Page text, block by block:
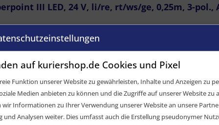
III LED, 24 V, li/re, rt/ws/ge, 0,25m, 3-pol.,
Systems GmbH
III LED
auf kuriershop.de Cookies und Pixel
Funktion unserer Website zu gewährleisten, Inhalte und Anzeigen zu
Medien anbieten zu können und die Zugriffe auf unserer Website zu
wir Informationen zu Ihrer Verwendung unserer Website an unsere
und Analysen weiter. Dies umfasst auch die Erstellung pseudonymer